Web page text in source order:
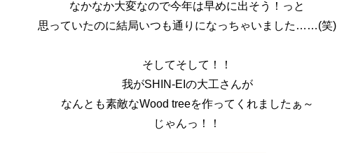
なかなか大変なので今年は早めに出そう！っと
思っていたのに結局いつも通りになっちゃいました……(笑)
そしてそして！！
我がSHIN-EIの大工さんが
なんとも素敵なWood treeを作ってくれましたぁ～
じゃんっ！！